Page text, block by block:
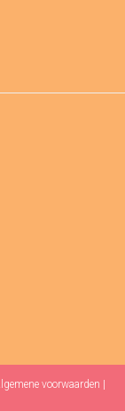
voorwaarden